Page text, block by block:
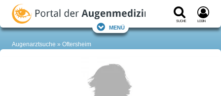
Suche Login
Menü
Augenarztsuche Oftersheim